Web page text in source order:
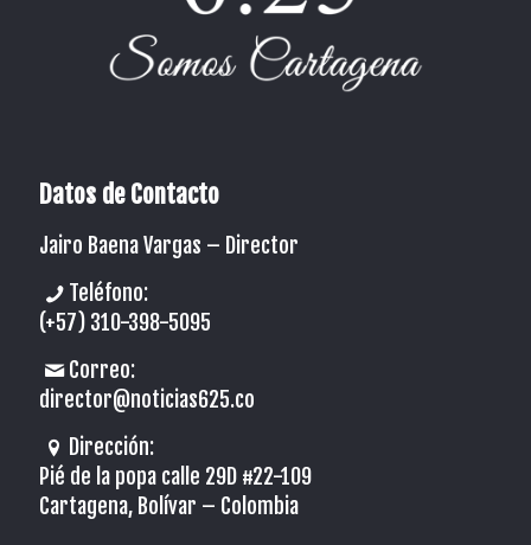
Datos de Contacto
Jairo Baena Vargas – Director
Teléfono:
(+57) 310-398-5095
Correo:
director@noticias625.co
Dirección:
Pié de la popa calle 29D #22-109
Cartagena, Bolívar – Colombia